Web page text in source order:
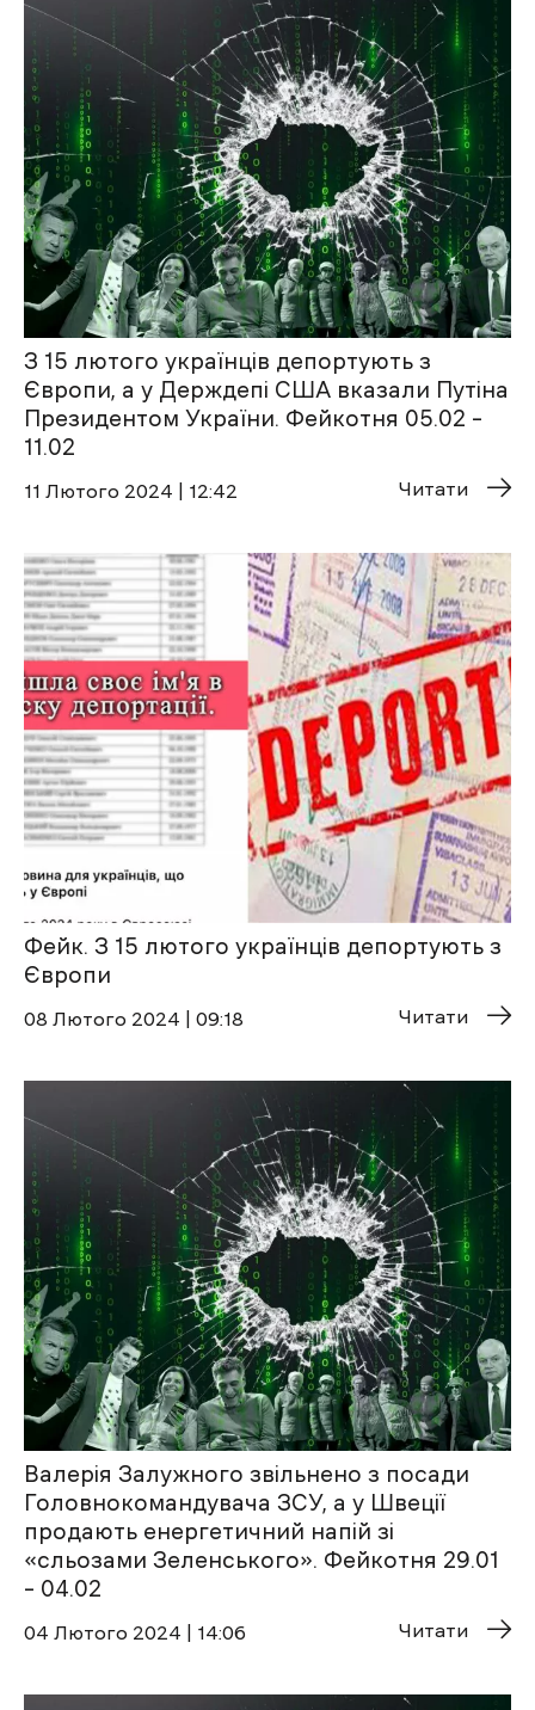
З 15 лютого українців депортують з
Європи, а у Держдепі США вказали Путіна
Президентом України. Фейкотня 05.02 –
11.02
11 Лютого 2024 | 12:42 Читати
Фейк. З 15 лютого українців депортують з
Європи
08 Лютого 2024 | 09:18 Читати
Валерія Залужного звільнено з посади
Головнокомандувача ЗСУ, а у Швеції
продають енергетичний напій зі
«сльозами Зеленського». Фейкотня 29.01
– 04.02
04 Лютого 2024 | 14:06 Читати